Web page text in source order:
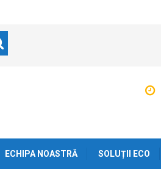
ECHIPA NOASTRĂ SOLUȚII ECO